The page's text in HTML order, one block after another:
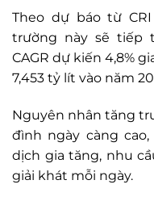
Theo dự báo từ
trường này sẽ tiếp
CAGR dự kiến 4,8%
7,453 tỷ lít vào năm
Nguyên nhân tăng
đình ngày càng
dịch gia tăng, nhu
giải khát mỗi ngày.